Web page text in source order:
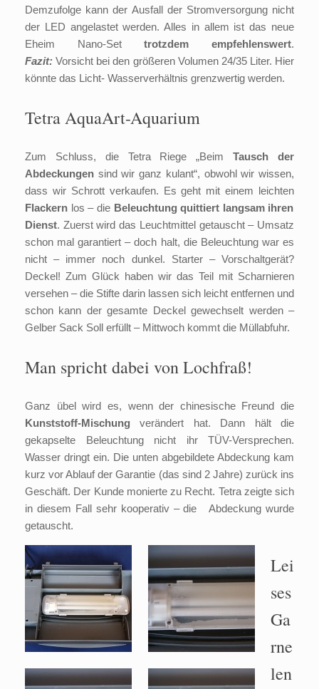
Demzufolge kann der Ausfall der Stromversorgung nicht
der LED angelastet werden. Alles in allem ist das neue
Eheim Nano-Settrotzdem empfehlenswert.
Fazit: Vorsicht bei den größeren Volumen 24/35 Liter. Hier
könnte das Licht- Wasserverhältnis grenzwertig werden.
Tetra AquaArt-Aquarium
Zum Schluss, die Tetra Riege „BeimTausch der
Abdeckungen sind wir ganz kulant“, obwohl wir wissen,
dass wir Schrott verkaufen. Es geht mit einem leichten
Flackern los – die Beleuchtung quittiert langsam ihren
Dienst. Zuerst wird das Leuchtmittel getauscht – Umsatz
schon mal garantiert – doch halt, die Beleuchtung war es
nicht – immer noch dunkel. Starter – Vorschaltgerät?
Deckel! Zum Glück haben wir das Teil mit Scharnieren
versehen – die Stifte darin lassen sich leicht entfernen und
schon kann der gesamte Deckel gewechselt werden –
Gelber Sack Soll erfüllt – Mittwoch kommt die Müllabfuhr.
Man spricht dabei von Lochfraß!
Ganz übel wird es, wenn der chinesische Freund die
Kunststoff-Mischung verändert hat. Dann hält die
gekapselte Beleuchtung nicht ihr TÜV-Versprechen.
Wasser dringt ein. Die unten abgebildete Abdeckung kam
kurz vor Ablauf der Garantie (das sind 2 Jahre) zurück ins
Geschäft. Der Kunde monierte zu Recht. Tetra zeigte sich
in diesem Fall sehr kooperativ – die Abdeckung wurde
getauscht.
Lei
ses
Ga
rne
len